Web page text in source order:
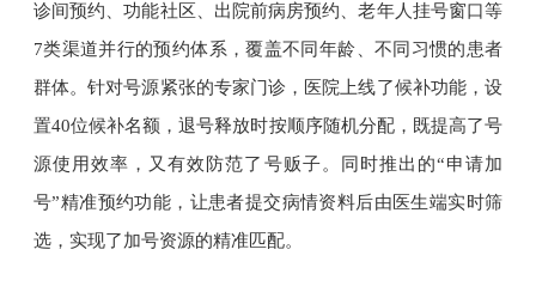
诊间预约、功能社区、出院前病房预约、老年人挂号窗口等
7类渠道并行的预约体系，覆盖不同年龄、不同习惯的患者
群体。针对号源紧张的专家门诊，医院上线了候补功能，设
置40位候补名额，退号释放时按顺序随机分配，既提高了号
源使用效率，又有效防范了号贩子。同时推出的“申请加
号”精准预约功能，让患者提交病情资料后由医生端实时筛
选，实现了加号资源的精准匹配。